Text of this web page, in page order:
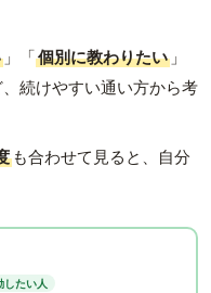
」「個別に教わりたい 」
、続けやすい通い方から考
も合わせて見ると、自分
したい人